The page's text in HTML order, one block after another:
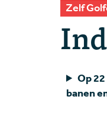
Zelf
Op
banen